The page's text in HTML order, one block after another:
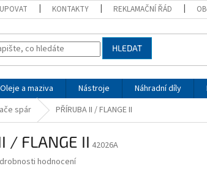
KONTAKTY REKLAMAČNÍ ŘÁD
HLEDAT
Oleje a maziva Nástroje Náhradní díly
spár PŘÍRUBA II / FLANGE II
/ FLANGE II 42026A
hodnocení